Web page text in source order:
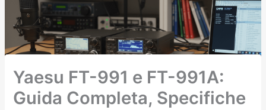
Yaesu FT-991 e FT-991A:
Guida Completa, Specifiche